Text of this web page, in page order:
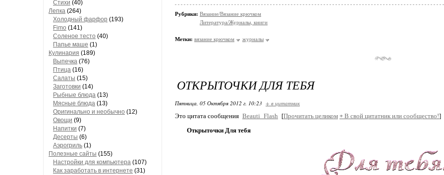
Стихи (40)
Лепка (264)
Холодный фарфор (193)
Fimo (141)
Соленое тесто (40)
Папье маше (1)
Кулинария (189)
Выпечка (76)
Птица (16)
Салаты (15)
Заготовки (14)
Рыбные блюда (13)
Мясные блюда (13)
Оригинально и необычно (12)
Овощи (9)
Напитки (7)
Десерты (6)
Аэрогриль (1)
Полезные сайты (155)
Настройки для компьютера (107)
Как заработать в интернете (31)
Рубрики: Вязание/Вязание крючком
Литература/Журналы, книги
Метки: вязание крючком журналы
ОТКРЫТОЧКИ ДЛЯ ТЕБЯ
Пятница, 05 Октября 2012 г. 10:23 + в цитатник
Это цитата сообщения Beauti_Flash [Прочитать целиком + В свой цитатник или сообщество!]
Открыточки Для тебя